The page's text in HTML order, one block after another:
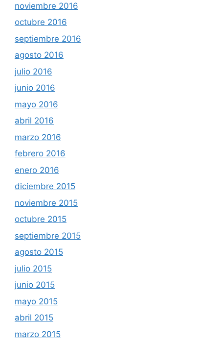
noviembre 2016
octubre 2016
septiembre 2016
agosto 2016
julio 2016
junio 2016
mayo 2016
abril 2016
marzo 2016
febrero 2016
enero 2016
diciembre 2015
noviembre 2015
octubre 2015
septiembre 2015
agosto 2015
julio 2015
junio 2015
mayo 2015
abril 2015
marzo 2015